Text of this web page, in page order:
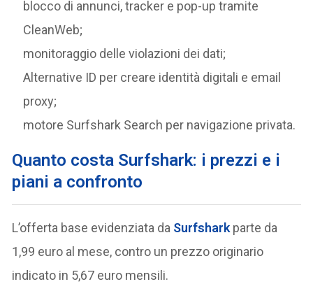
blocco di annunci, tracker e pop-up tramite
CleanWeb;
monitoraggio delle violazioni dei dati;
Alternative ID per creare identità digitali e email
proxy;
motore Surfshark Search per navigazione privata.
Quanto costa Surfshark: i prezzi e i
piani a confronto
L’offerta base evidenziata da Surfsharkparte da
1,99 euro al mese, contro un prezzo originario
indicato in 5,67 euro mensili.